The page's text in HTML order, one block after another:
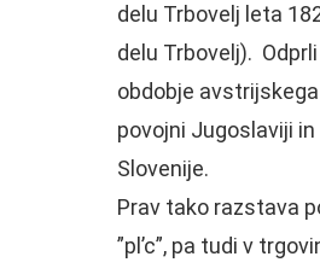
delu Trbovelj leta
delu Trbovelj).
obdobje
povojni Jugoslaviji
Slovenije.
Prav tako razstava
”pl’c”, pa tudi v